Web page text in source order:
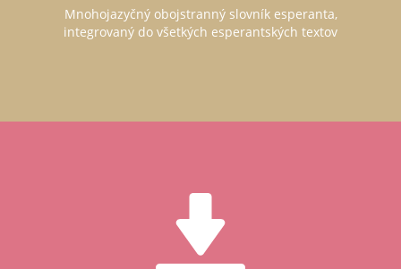
Mnohojazyčný obojstranný slovník esperanta,
integrovaný do všetkých esperantských textov